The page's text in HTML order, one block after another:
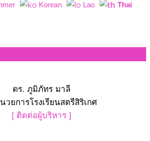
Korean Lao
Thai
ดร. ภูมิภัทร มาลี
วยการโรงเรียนสตรีสิริเกศ
[ ติดต่อผู้บริหาร ]